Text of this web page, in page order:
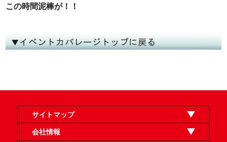
この時間泥棒が！！
サイトマップ
オンラインショップ
買取
記事
選手一覧
デッキ検索
デッキ構築
イベント・大会
店舗のご案内
お問い合わせ
ヘルプ
FAQ
会社情報